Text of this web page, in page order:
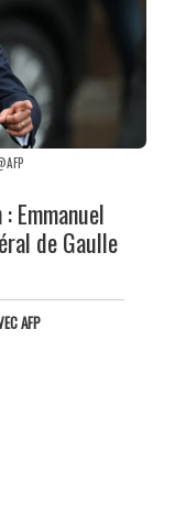
Emmanuel
de Gaulle
AFP